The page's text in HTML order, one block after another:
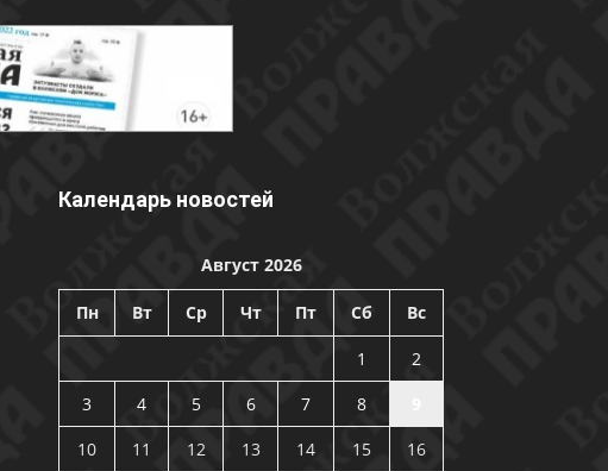
Календарь новостей
Август 2026
Пн Вт Ср Чт Пт Сб Вс
1
2
3
4 5 6 7 8
10
11 12 13 14 15
16